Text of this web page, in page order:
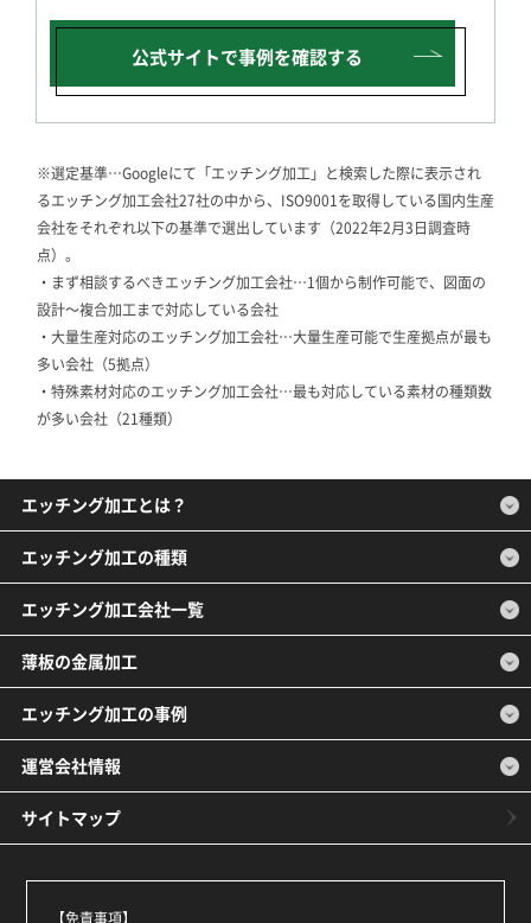
公式サイトで事例を確認する
※選定基準…Googleにて「エッチング加工」と検索した際に表示され
るエッチング加工会社27社の中から、ISO9001を取得している国内生産
会社をそれぞれ以下の基準で選出しています（2022年2月3日調査時
点）。
・まず相談するべきエッチング加工会社…1個から制作可能で、図面の
設計～複合加工まで対応している会社
・大量生産対応のエッチング加工会社…大量生産可能で生産拠点が最も
多い会社（5拠点）
・特殊素材対応のエッチング加工会社…最も対応している素材の種類数
が多い会社（21種類）
エッチング加工とは？
エッチング加工の種類
エッチング加工会社一覧
薄板の金属加工
エッチング加工の事例
運営会社情報
サイトマップ
【免責事項】